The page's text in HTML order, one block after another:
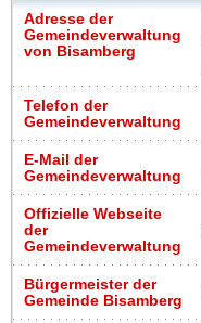
Adresse der
Gemeindeverwaltung
von Bisamberg
Telefon der
Gemeindeverwaltung
E-Mail der
Gemeindeverwaltung
Offizielle Webseite
der
Gemeindeverwaltung
Bürgermeister der
Gemeinde Bisamberg